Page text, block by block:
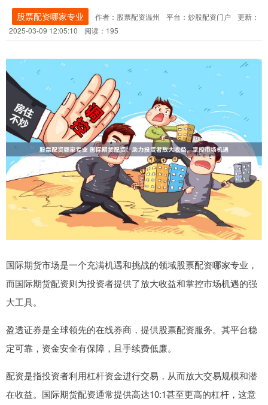
股票配资哪家专业 作者：股票配资温州 平台：炒股配资门户
更新：
2025-03-09 12:05:10
阅读：195
国际期货市场是一个充满机遇和挑战的领域股票配资哪家专业，
而国际期货配资则为投资者提供了放大收益和掌控市场机遇的强
大工具。
盈透证券是全球领先的在线券商，提供股票配资服务。其平台稳
定可靠，资金安全有保障，且手续费低廉。
配资是指投资者利用杠杆资金进行交易，从而放大交易规模和潜
在收益。国际期货配资通常提供高达10:1甚至更高的杠杆，这意